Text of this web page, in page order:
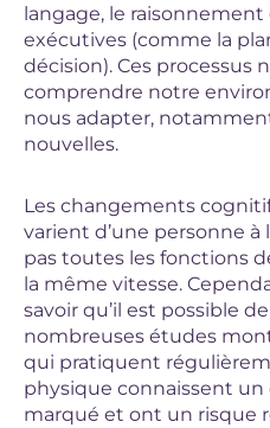
langage, le
exécutives (comme la
décision). Ces processus
comprendre notre
nous adapter,
nouvelles.
Les changements
varient d’une personne à
pas toutes les fonctions
la même vitesse.
savoir qu’il est possible
nombreuses études
qui pratiquent
physique connaissent
marqué et ont un risque